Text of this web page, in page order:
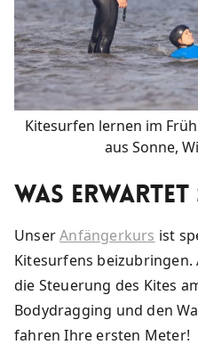
Kitesurfen lernen im
aus Sonne,
Was erwartet
UnserAnfängerkurs ist
Kitesurfens beizubringen.
die Steuerung des Kites
Bodydragging und den
fahren Ihre ersten Meter!